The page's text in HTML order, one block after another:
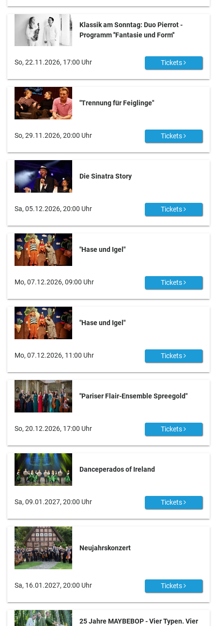
Klassik am Sonntag: Duo Pierrot -
Programm ''Fantasie und Form''
So, 22.11.2026, 17:00 Uhr Tickets
"Trennung für Feiglinge"
So, 29.11.2026, 20:00 Uhr Tickets
Die Sinatra Story
Sa, 05.12.2026, 20:00 Uhr Tickets
"Hase und Igel"
Mo, 07.12.2026, 09:00 Uhr Tickets
"Hase und Igel"
Mo, 07.12.2026, 11:00 Uhr Tickets
"Pariser Flair-Ensemble Spreegold"
So, 20.12.2026, 17:00 Uhr Tickets
Danceperados of Ireland
Sa, 09.01.2027, 20:00 Uhr Tickets
Neujahrskonzert
Sa, 16.01.2027, 20:00 Uhr Tickets
25 Jahre MAYBEBOP - Vier Typen. Vier